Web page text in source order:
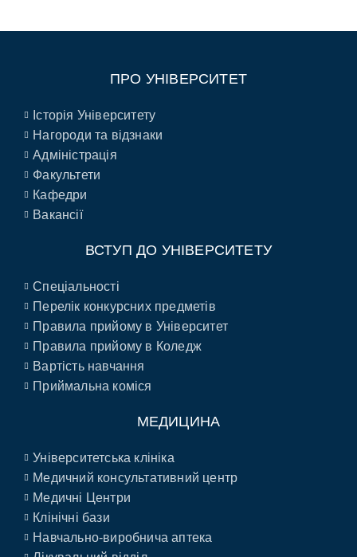
ПРО УНІВЕРСИТЕТ
Історія Університету
Нагороди та відзнаки
Адміністрація
Факультети
Кафедри
Вакансії
ВСТУП ДО УНІВЕРСИТЕТУ
Спеціальності
Перелік конкурсних предметів
Правила прийому в Університет
Правила прийому в Коледж
Вартість навчання
Приймальна коміся
МЕДИЦИНА
Університетська клініка
Медичний консультативний центр
Медичні Центри
Клінічні бази
Навчально-виробнича аптека